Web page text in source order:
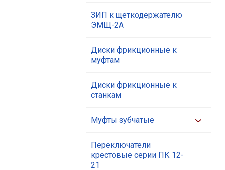
ЗИП к щеткодержателю
ЭМЩ-2А
Диски фрикционные к
муфтам
Диски фрикционные к
станкам
Муфты зубчатые
Переключатели
крестовые серии ПК 12-
21